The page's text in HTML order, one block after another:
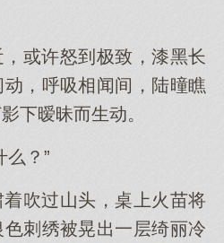
或许怒到极致，漆黑长
，呼吸相闻间，陆曈瞧
下暧昧而生动。
么？”
吹过山头，桌上火苗将
刺绣被晃出一层绮丽冷